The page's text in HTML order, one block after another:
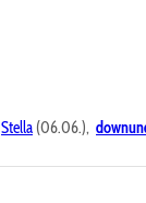
Stella (06.06.),